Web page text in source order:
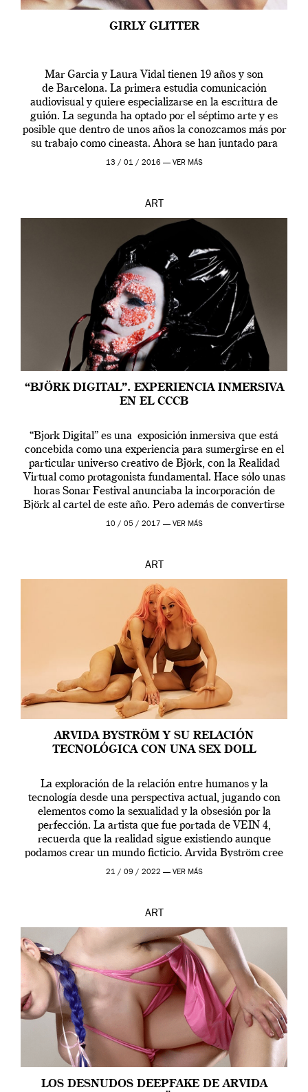
GIRLY GLITTER
Mar Garcia y Laura Vidal tienen 19 años y son
de Barcelona. La primera estudia comunicación
audiovisual y quiere especializarse en la escritura de
guión. La segunda ha optado por el séptimo arte y es
posible que dentro de unos años la conozcamos más por
su trabajo como cineasta. Ahora se han juntado para
contarnos una […]
13 / 01 / 2016 — VER MÁS
ART
“BJÖRK DIGITAL”. EXPERIENCIA INMERSIVA
EN EL CCCB
“Bjork Digital” es una exposición inmersiva que está
concebida como una experiencia para sumergirse en el
particular universo creativo de Björk, con la Realidad
Virtual como protagonista fundamental. Hace sólo unas
horas Sonar Festival anunciaba la incorporación de
Björk al cartel de este año. Pero además de convertirse
en una de las actuaciones más relevantes […]
10 / 05 / 2017 — VER MÁS
ART
ARVIDA BYSTRÖM Y SU RELACIÓN
TECNOLÓGICA CON UNA SEX DOLL
La exploración de la relación entre humanos y la
tecnología desde una perspectiva actual, jugando con
elementos como la sexualidad y la obsesión por la
perfección. La artista que fue portada de VEIN 4,
recuerda que la realidad sigue existiendo aunque
podamos crear un mundo ficticio. Arvida Byström cree
que los humanos tienen un complejo […]
21 / 09 / 2022 — VER MÁS
ART
LOS DESNUDOS DEEPFAKE DE ARVIDA